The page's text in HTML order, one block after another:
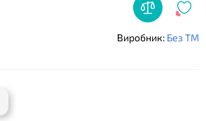
Виробник: Без ТМ